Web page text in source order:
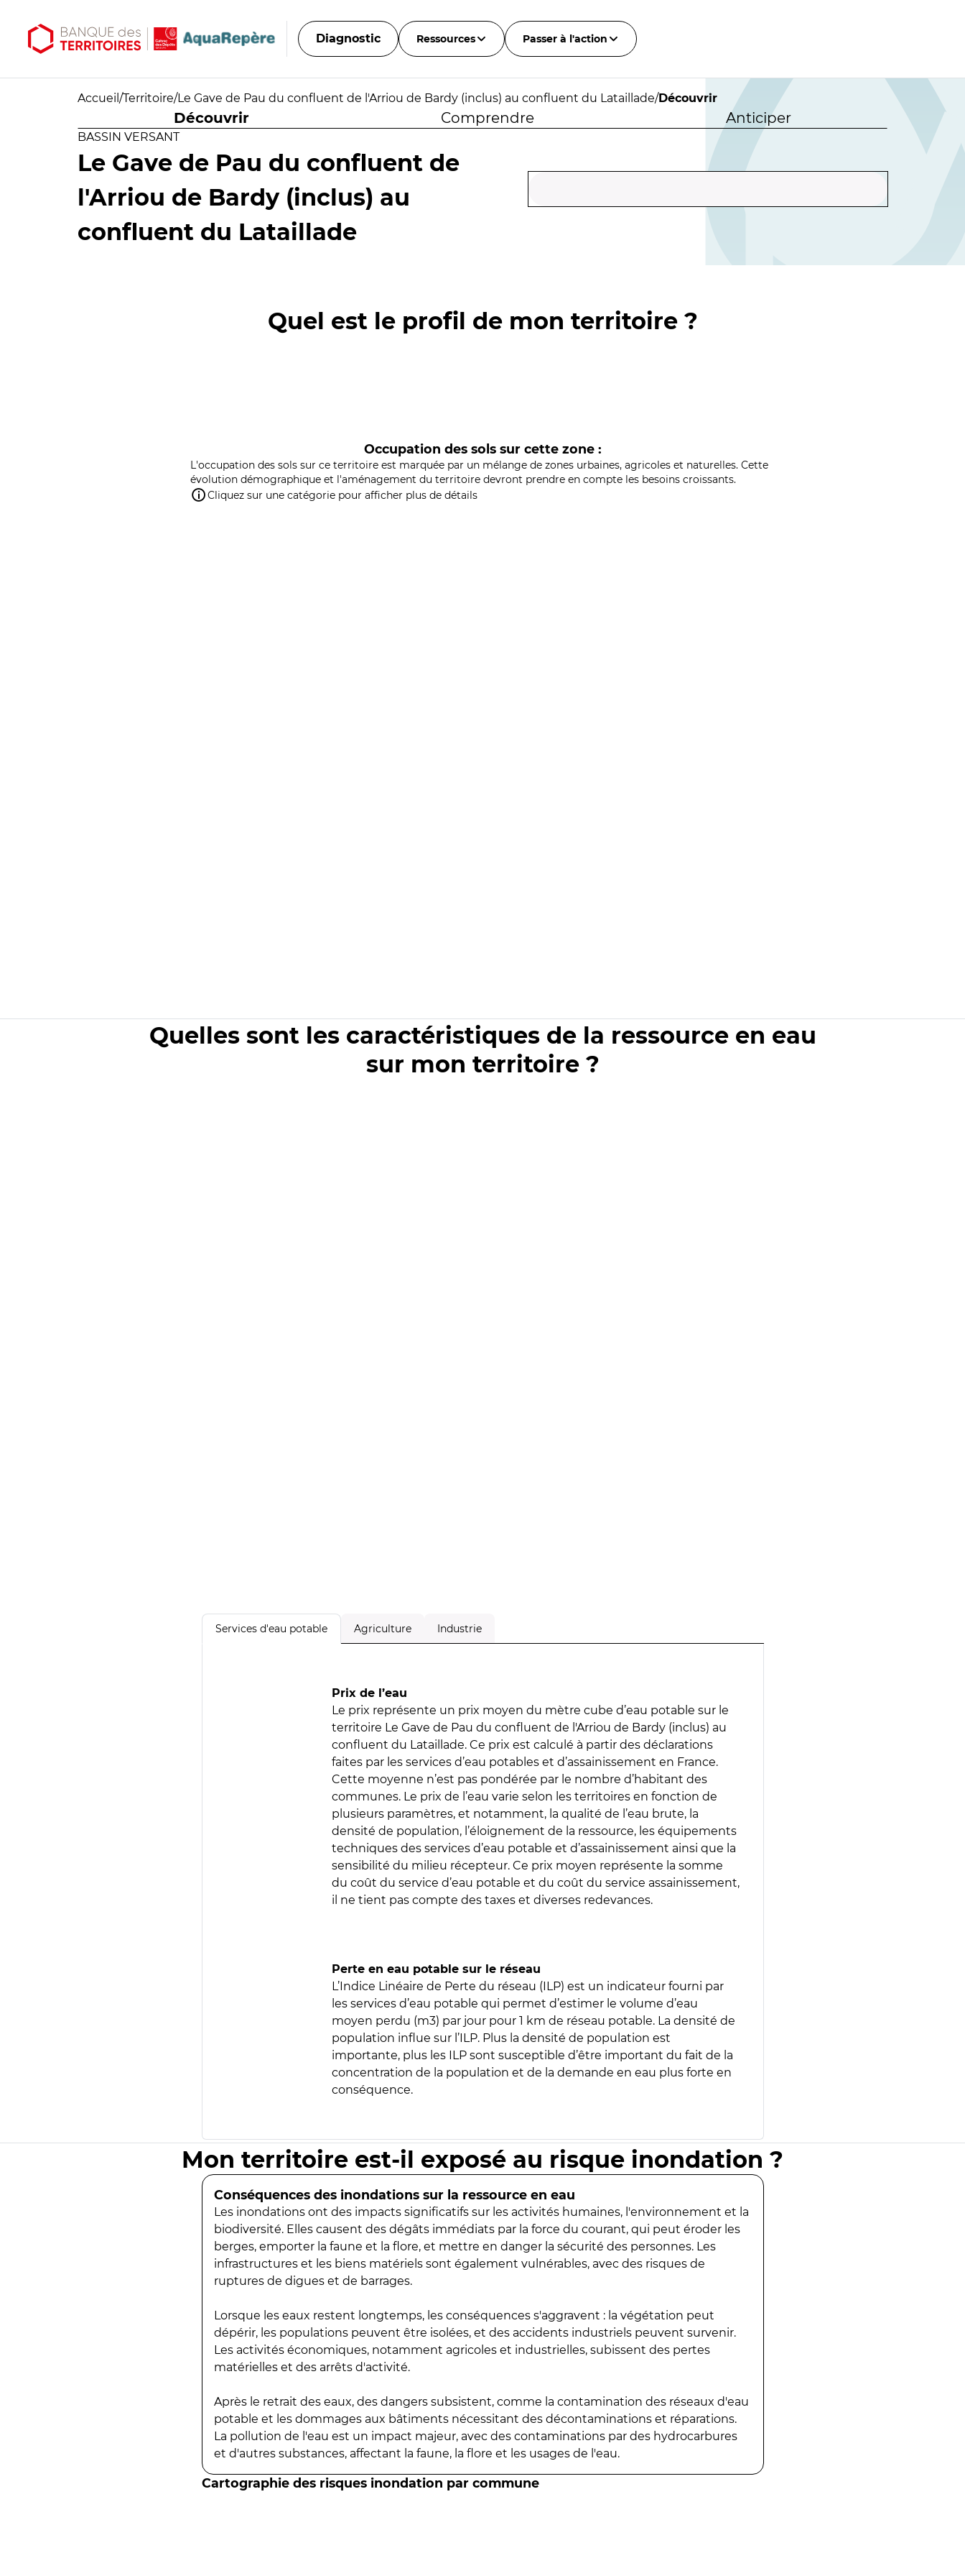
Diagnostic Ressources Passer à l'action
Accueil /Territoire/Le Gave de Pau du confluent de l'Arriou de Bardy (inclus) au confluent du Lataillade/Découvrir
Découvrir Comprendre Anticiper
BASSIN VERSANT
Le Gave de Pau du confluent de
l'Arriou de Bardy (inclus) au
confluent du Lataillade
Quel est le profil de mon territoire ?
Occupation des sols sur cette zone :
L'occupation des sols sur ce territoire est marquée par un mélange de zones urbaines, agricoles et naturelles. Cette
évolution démographique et l'aménagement du territoire devront prendre en compte les besoins croissants.
Cliquez sur une catégorie pour afficher plus de détails
Quelles sont les caractéristiques de la ressource en eau
sur mon territoire ?
Services d'eau potable Agriculture Industrie
Prix de l’eau
Le prix représente un prix moyen du mètre cube d’eau potable sur le
territoire Le Gave de Pau du confluent de l'Arriou de Bardy (inclus) au
confluent du Lataillade. Ce prix est calculé à partir des déclarations
faites par les services d’eau potables et d’assainissement en France.
Cette moyenne n’est pas pondérée par le nombre d’habitant des
communes. Le prix de l’eau varie selon les territoires en fonction de
plusieurs paramètres, et notamment, la qualité de l’eau brute, la
densité de population, l’éloignement de la ressource, les équipements
techniques des services d’eau potable et d’assainissement ainsi que la
sensibilité du milieu récepteur. Ce prix moyen représente la somme
du coût du service d’eau potable et du coût du service assainissement,
il ne tient pas compte des taxes et diverses redevances.
Perte en eau potable sur le réseau
L’Indice Linéaire de Perte du réseau (ILP) est un indicateur fourni par
les services d’eau potable qui permet d’estimer le volume d’eau
moyen perdu (m3) par jour pour 1 km de réseau potable. La densité de
population influe sur l’ILP. Plus la densité de population est
importante, plus les ILP sont susceptible d’être important du fait de la
concentration de la population et de la demande en eau plus forte en
conséquence.
Mon territoire est-il exposé au risque inondation ?
Conséquences des inondations sur la ressource en eau
Les inondations ont des impacts significatifs sur les activités humaines, l'environnement et la
biodiversité. Elles causent des dégâts immédiats par la force du courant, qui peut éroder les
berges, emporter la faune et la flore, et mettre en danger la sécurité des personnes. Les
infrastructures et les biens matériels sont également vulnérables, avec des risques de
ruptures de digues et de barrages.
Lorsque les eaux restent longtemps, les conséquences s'aggravent : la végétation peut
dépérir, les populations peuvent être isolées, et des accidents industriels peuvent survenir.
Les activités économiques, notamment agricoles et industrielles, subissent des pertes
matérielles et des arrêts d'activité.
Après le retrait des eaux, des dangers subsistent, comme la contamination des réseaux d'eau
potable et les dommages aux bâtiments nécessitant des décontaminations et réparations.
La pollution de l'eau est un impact majeur, avec des contaminations par des hydrocarbures
et d'autres substances, affectant la faune, la flore et les usages de l'eau.
Cartographie des risques inondation par commune